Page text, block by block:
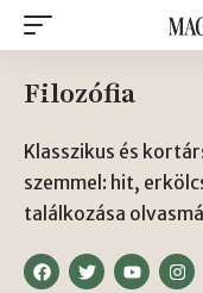
Filozófia
Klasszikus és
szemmel: hit,
találkozása